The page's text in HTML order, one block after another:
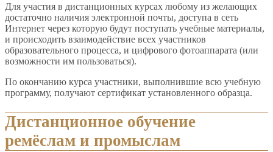
Для участия в дистанционных курсах любому из желающих
достаточно наличия электронной почты, доступа в сеть
Интернет через которую будут поступать учебные материалы,
и происходить взаимодействие всех участников
образовательного процесса, и цифрового фотоаппарата (или
возможности им пользоваться).
По окончанию курса участники, выполнившие всю учебную
программу, получают сертификат установленного образца.
Дистанционное обучение
ремёслам и промыслам